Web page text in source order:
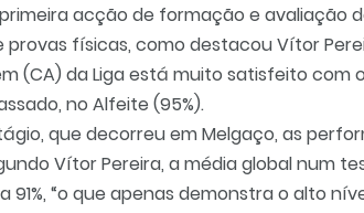
acção de formação e avaliação
provas físicas, como destacou Vítor
(CA) da Liga está muito satisfeito com
no Alfeite (95%).
que decorreu em Melgaço, as
Vítor Pereira, a média global num
91%, “o que apenas demonstra o alto